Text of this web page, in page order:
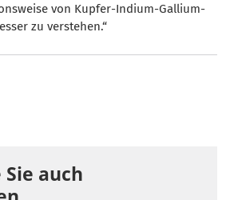
von Kupfer-Indium-Gallium-
zu verstehen.“
auch